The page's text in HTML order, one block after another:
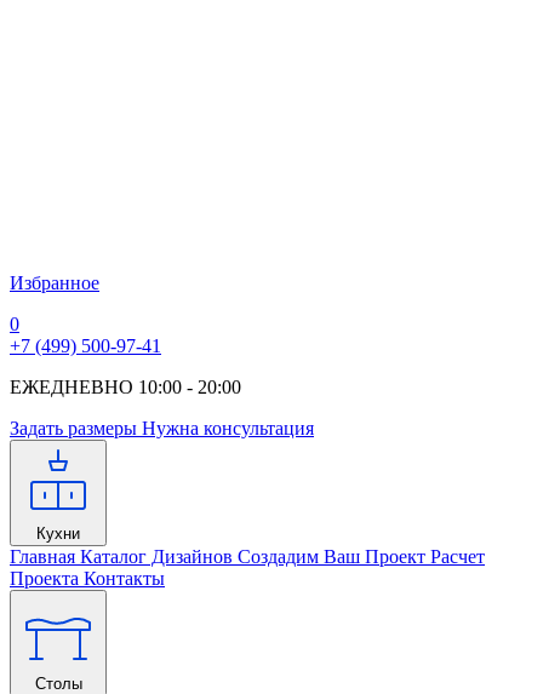
Избранное
0
+7 (499) 500-97-41
ЕЖЕДНЕВНО 10:00 - 20:00
Задать размеры Нужна консультация
Кухни
Главная Каталог Дизайнов Создадим Ваш Проект Расчет
Проекта Контакты
Столы